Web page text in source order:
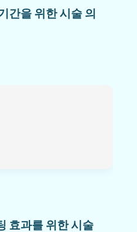
간을 위한 시술 의
효과를 위한 시술